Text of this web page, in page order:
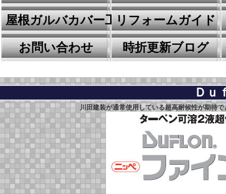
屋根ガルバカバー工事リフォームガイド
お問い合わせ 時折更新ブログ
Ｄｕ
川田建装が通常使用している超高耐候性が期待